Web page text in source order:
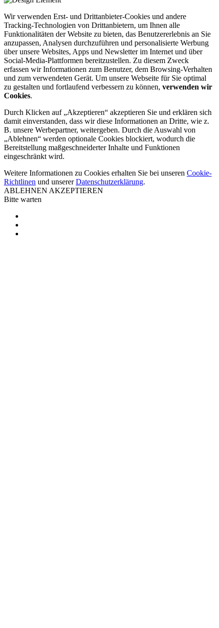
Wir verwenden Erst- und Drittanbieter-Cookies und andere
Tracking-Technologien von Drittanbietern, um Ihnen alle
Funktionalitäten der Website zu bieten, das Benutzererlebnis an Sie
anzupassen, Analysen durchzuführen und personalisierte Werbung
über unsere Websites, Apps und Newsletter im Internet und über
Social-Media-Plattformen bereitzustellen. Zu diesem Zweck
erfassen wir Informationen zum Benutzer, dem Browsing-Verhalten
und zum verwendeten Gerät. Um unsere Webseite für Sie optimal
zu gestalten und fortlaufend verbessern zu können, verwenden wir
Cookies.
Durch Klicken auf „Akzeptieren“ akzeptieren Sie und erklären sich
damit einverstanden, dass wir diese Informationen an Dritte, wie z.
B. unsere Werbepartner, weitergeben. Durch die Auswahl von
„Ablehnen“ werden optionale Cookies blockiert, wodurch die
Bereitstellung maßgeschneiderter Inhalte und Funktionen
eingeschränkt wird.
Weitere Informationen zu Cookies erhalten Sie bei unseren Cookie-
Richtlinen und unsererDatenschutzerklärung.
ABLEHNEN AKZEPTIEREN
Bitte warten